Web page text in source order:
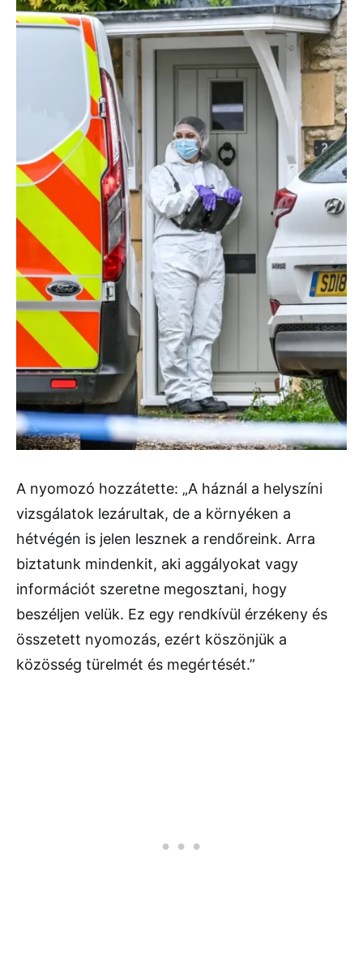
A nyomozó hozzátette: „A háznál a helyszíni
vizsgálatok lezárultak, de a környéken a
hétvégén is jelen lesznek a rendőreink. Arra
biztatunk mindenkit, aki aggályokat vagy
információt szeretne megosztani, hogy
beszéljen velük. Ez egy rendkívül érzékeny és
összetett nyomozás, ezért köszönjük a
közösség türelmét és megértését.”